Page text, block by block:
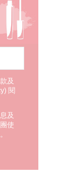
及
) 閱
及
使